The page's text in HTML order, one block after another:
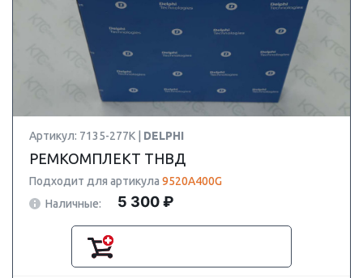
Артикул: 7135-277K | DELPHI
РЕМКОМПЛЕКТ ТНВД
Подходит для артикула 9520A400G
Наличные:
5 300 ₽